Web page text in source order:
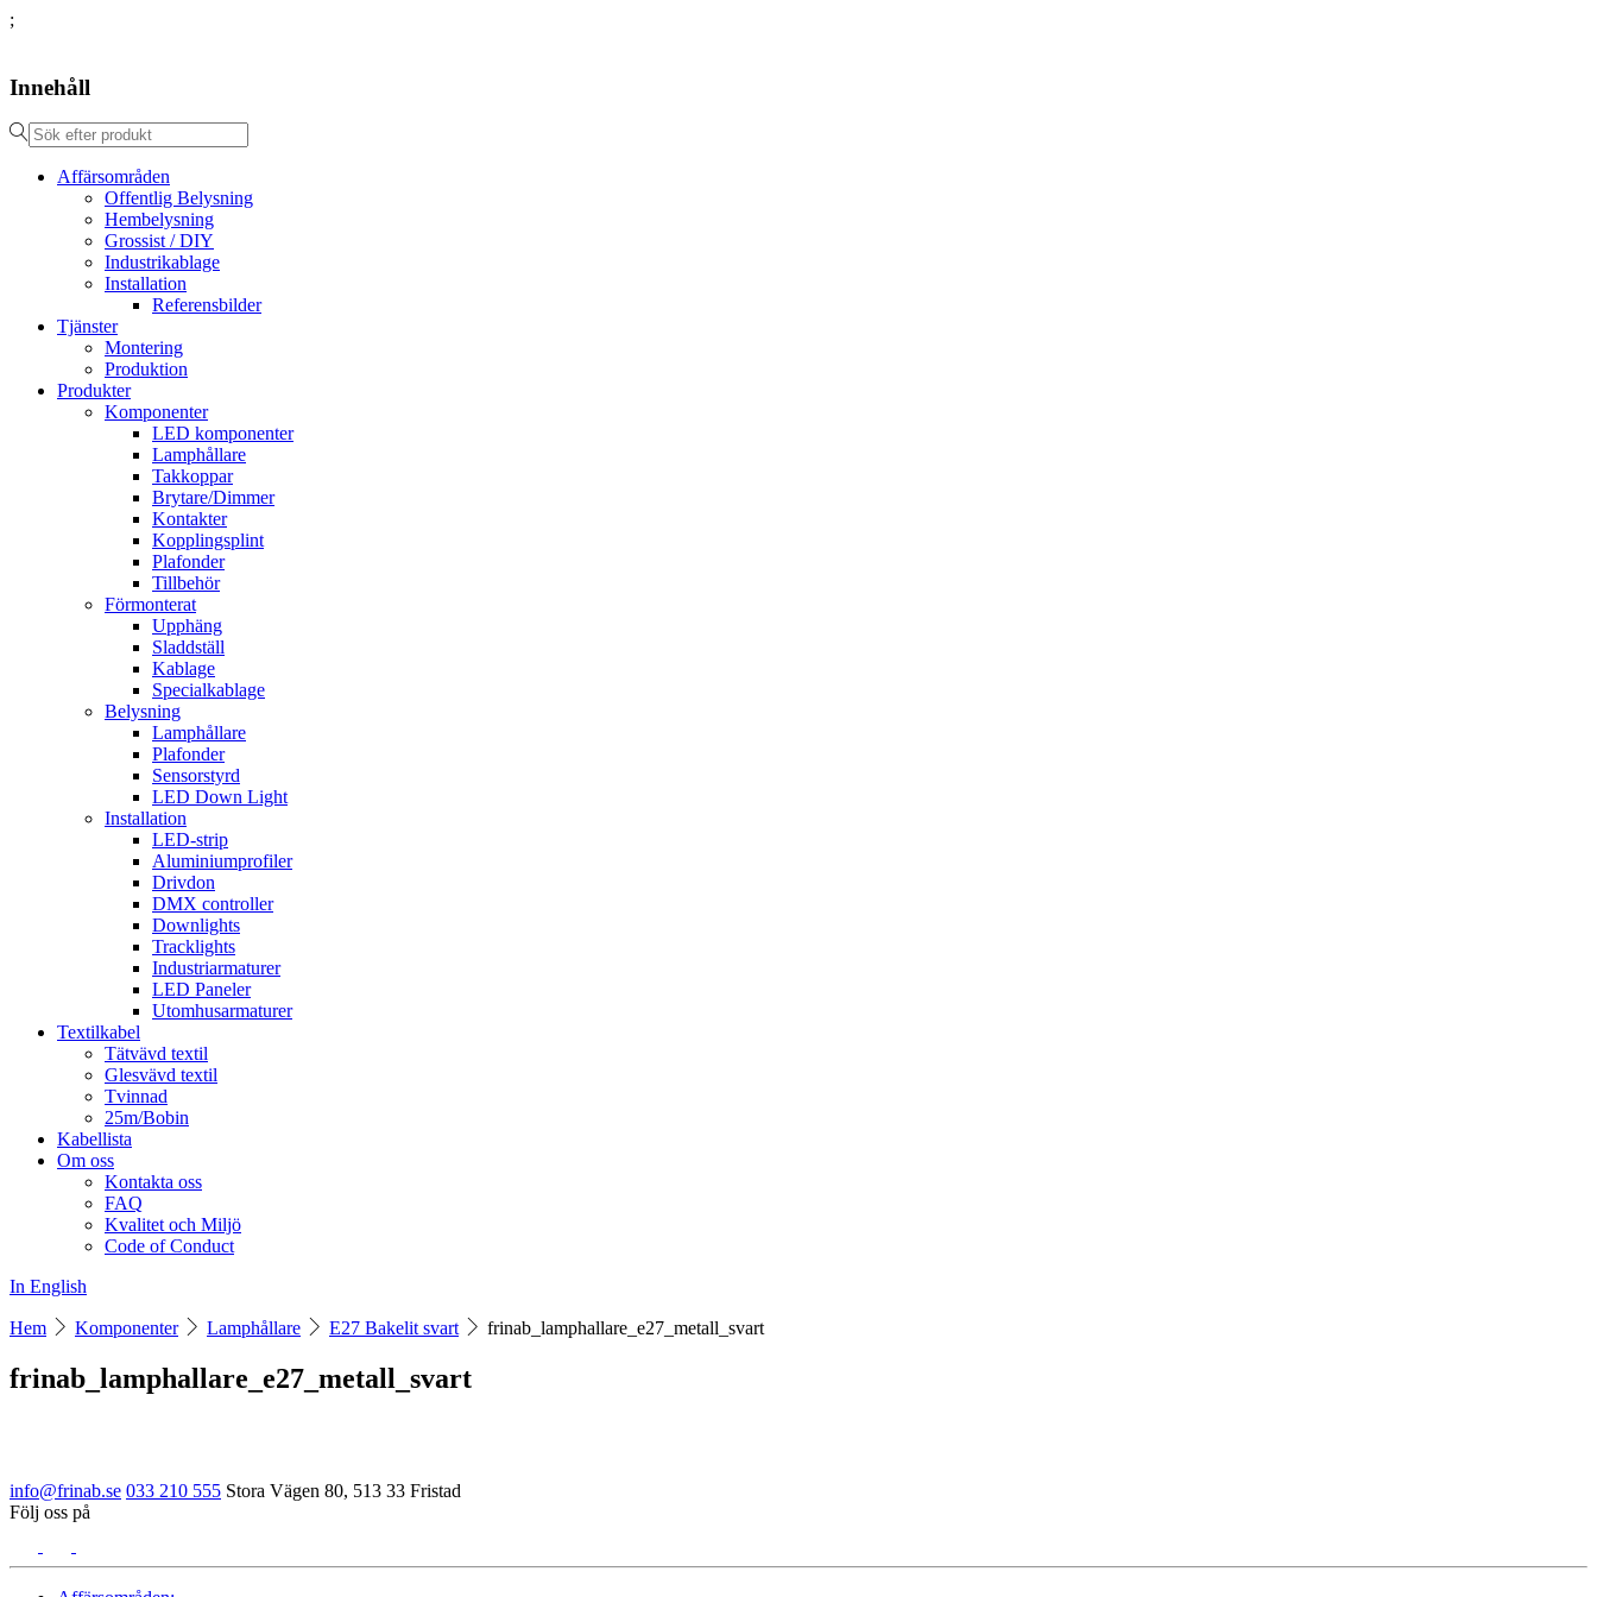
;
Innehåll
Affärsområden
Offentlig Belysning
Hembelysning
Grossist / DIY
Industrikablage
Installation
Referensbilder
Tjänster
Montering
Produktion
Produkter
Komponenter
LED komponenter
Lamphållare
Takkoppar
Brytare/Dimmer
Kontakter
Kopplingsplint
Plafonder
Tillbehör
Förmonterat
Upphäng
Sladdställ
Kablage
Specialkablage
Belysning
Lamphållare
Plafonder
Sensorstyrd
LED Down Light
Installation
LED-strip
Aluminiumprofiler
Drivdon
DMX controller
Downlights
Tracklights
Industriarmaturer
LED Paneler
Utomhusarmaturer
Textilkabel
Tätvävd textil
Glesvävd textil
Tvinnad
25m/Bobin
Kabellista
Om oss
Kontakta oss
FAQ
Kvalitet och Miljö
Code of Conduct
In English
Hem Komponenter Lamphållare E27 Bakelit svart frinab_lamphallare_e27_metall_svart
frinab_lamphallare_e27_metall_svart
info@frinab.se 033 210 555 Stora Vägen 80, 513 33 Fristad
Följ oss på